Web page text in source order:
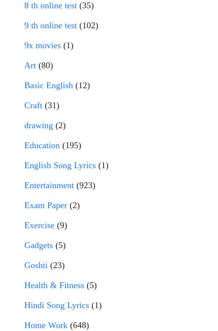
8 th online test (35)
9 th online test (102)
9x movies (1)
Art (80)
Basic English (12)
Craft (31)
drawing (2)
Education (195)
English Song Lyrics (1)
Entertainment (923)
Exam Paper (2)
Exercise (9)
Gadgets (5)
Goshti (23)
Health & Fitness (5)
Hindi Song Lyrics (1)
Home Work (648)